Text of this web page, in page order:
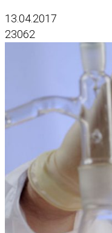
13.04.2017
23062